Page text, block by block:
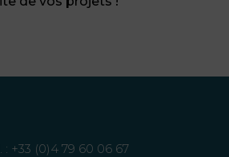
: +33 (0)4 79 60 06 67